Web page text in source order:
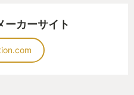
ーカーサイト